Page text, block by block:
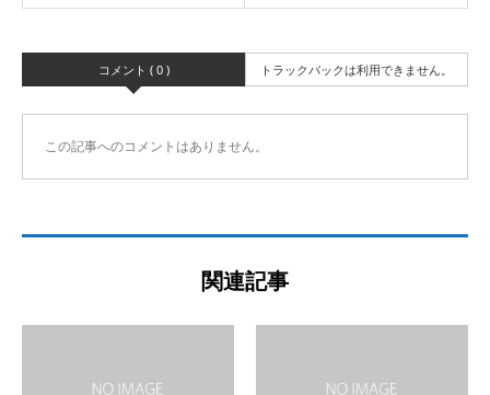
コメント ( 0 ) トラックバックは利用できません。
この記事へのコメントはありません。
関連記事